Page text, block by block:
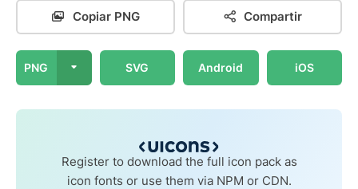
Copiar PNG Compartir
PNG SVG Android iOS
Register to download the full icon pack as
icon fonts or use them via NPM or CDN.